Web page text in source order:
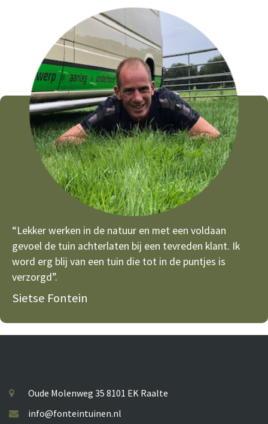
“Lekker werken in de natuur en met een voldaan
gevoel de tuin achterlaten bij een tevreden klant. Ik
word erg blij van een tuin die tot in de puntjes is
verzorgd”.
Sietse Fontein
Oude Molenweg 35 8101 EK Raalte
info@fonteintuinen.nl